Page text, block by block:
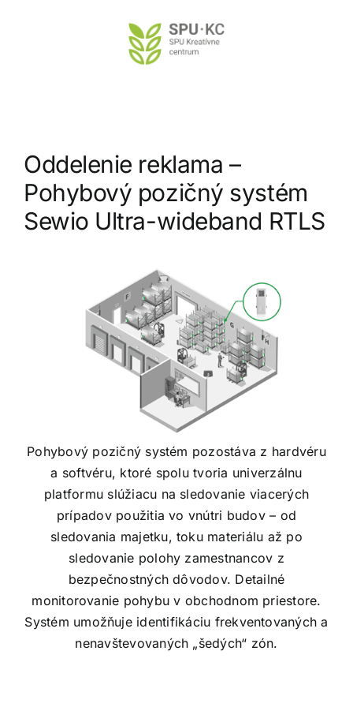
Oddelenie reklama –
Pohybový pozičný systém
Sewio Ultra-wideband RTLS
Pohybový pozičný systém pozostáva z hardvéru
a softvéru, ktoré spolu tvoria univerzálnu
platformu slúžiacu na sledovanie viacerých
prípadov použitia vo vnútri budov – od
sledovania majetku, toku materiálu až po
sledovanie polohy zamestnancov z
bezpečnostných dôvodov. Detailné
monitorovanie pohybu v obchodnom priestore.
Systém umožňuje identifikáciu frekventovaných a
nenavštevovaných „šedých“ zón.